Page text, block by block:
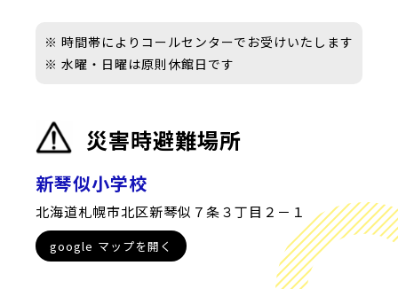
※ 時間帯によりコールセンターでお受けいたします
※ 水曜・日曜は原則休館日です
災害時避難場所
新琴似小学校
北海道札幌市北区新琴似７条３丁目２－１
google マップを開く